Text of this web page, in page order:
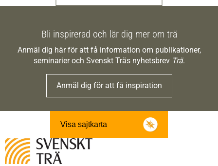
Bli inspirerad och lär dig mer om trä
Anmäl dig här för att få information om publikationer,
seminarier och Svenskt Träs nyhetsbrev Trä.
Anmäl dig för att få inspiration
Visa sajtkarta